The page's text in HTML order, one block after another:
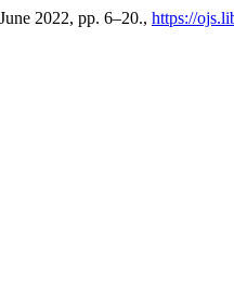
2022, pp. 6–20., https://